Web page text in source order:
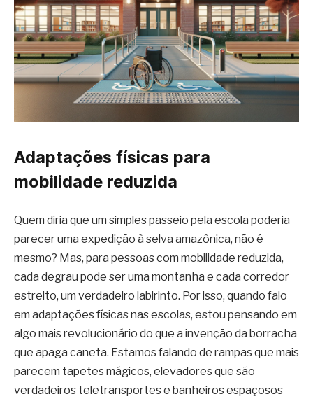
Adaptações físicas para
mobilidade reduzida
Quem diria que um simples passeio pela escola poderia
parecer uma expedição à selva amazônica, não é
mesmo? Mas, para pessoas com mobilidade reduzida,
cada degrau pode ser uma montanha e cada corredor
estreito, um verdadeiro labirinto. Por isso, quando falo
em adaptações físicas nas escolas, estou pensando em
algo mais revolucionário do que a invenção da borracha
que apaga caneta. Estamos falando de rampas que mais
parecem tapetes mágicos, elevadores que são
verdadeiros teletransportes e banheiros espaçosos